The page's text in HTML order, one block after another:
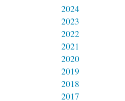
2024
2023
2022
2021
2020
2019
2018
2017